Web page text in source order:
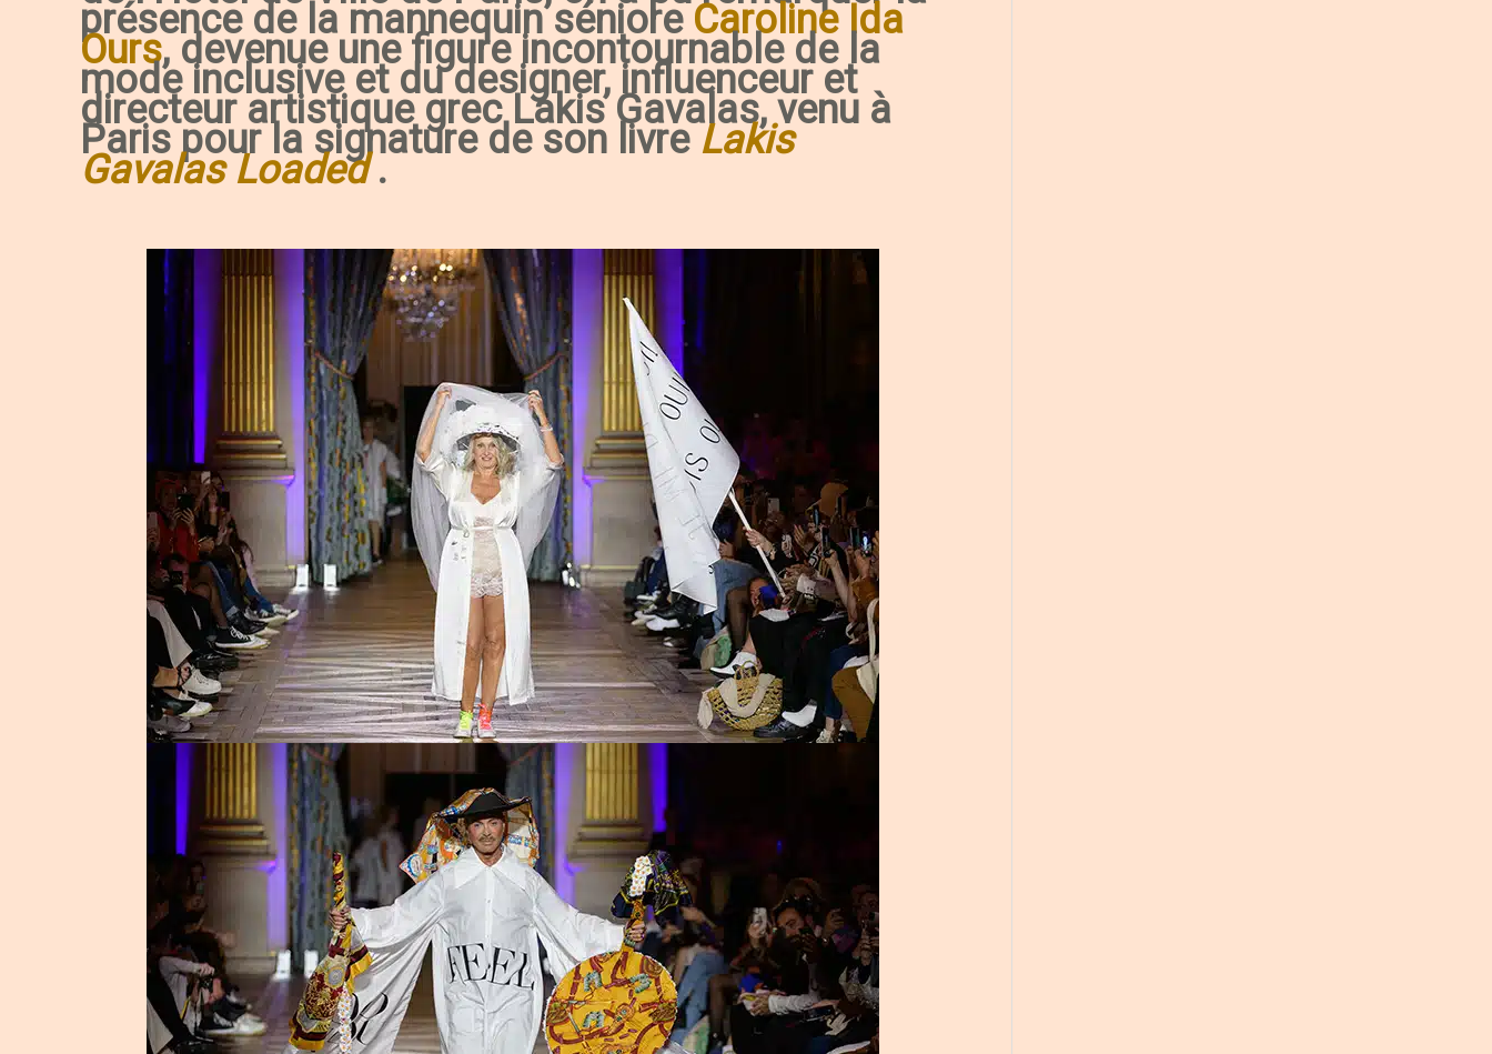
présence de la mannequin séniore Caroline Ida
Ours, devenue une figure incontournable de la
mode inclusive et du designer, influenceur et
directeur artistique grec Lakis Gavalas, venu à
Paris pour la signature de son livre Lakis
Gavalas Loaded.